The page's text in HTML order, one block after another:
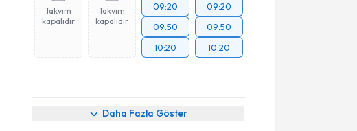
Takvim
kapalıdır
Takvim
kapalıdır
09:20
09:50
10:20
09:20
09:50
10:20
Daha Fazla Göster
Randevu Takvimi Talebi